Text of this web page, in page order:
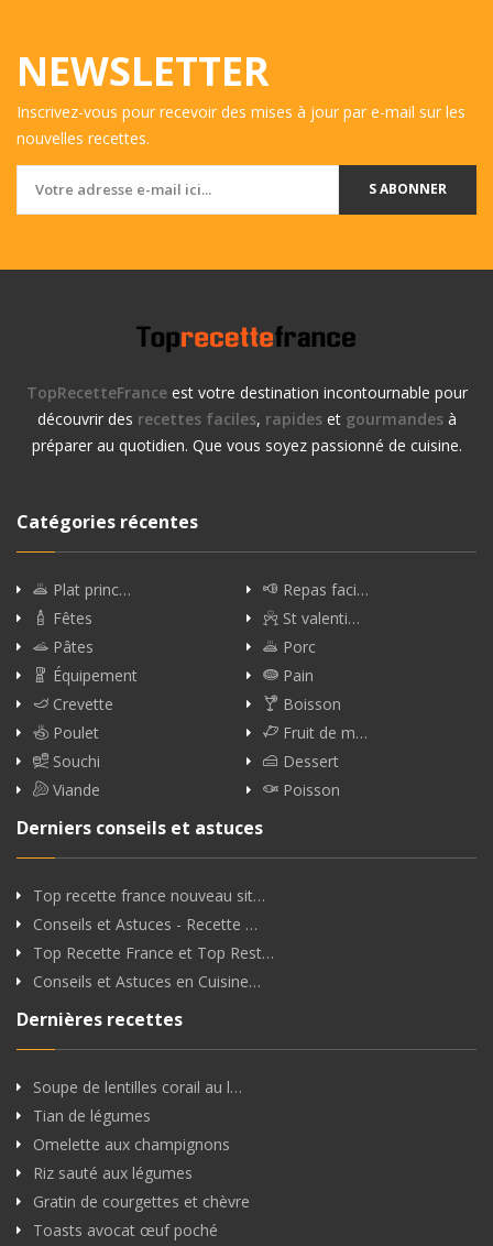
NEWSLETTER
Inscrivez-vous pour recevoir des mises à jour par e-mail sur les
nouvelles recettes.
S ABONNER
TopRecetteFranceest votre destination incontournable pour
découvrir des recettes faciles, rapideset gourmandesà
préparer au quotidien. Que vous soyez passionné de cuisine.
Catégories récentes
Plat princ…
Repas faci…
Fêtes
St valenti…
Pâtes
Porc
Équipement
Pain
Crevette
Boisson
Poulet
Fruit de m…
Souchi
Dessert
Viande
Poisson
Derniers conseils et astuces
Top recette france nouveau sit…
Conseils et Astuces - Recette …
Top Recette France et Top Rest…
Conseils et Astuces en Cuisine…
Dernières recettes
Soupe de lentilles corail au l…
Tian de légumes
Omelette aux champignons
Riz sauté aux légumes
Gratin de courgettes et chèvre
Toasts avocat œuf poché